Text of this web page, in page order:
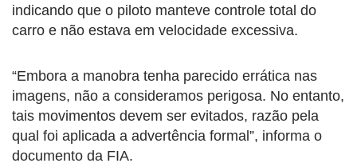
indicando que o piloto manteve controle total do
carro e não estava em velocidade excessiva.
“Embora a manobra tenha parecido errática nas
imagens, não a consideramos perigosa. No entanto,
tais movimentos devem ser evitados, razão pela
qual foi aplicada a advertência formal”, informa o
documento da FIA.